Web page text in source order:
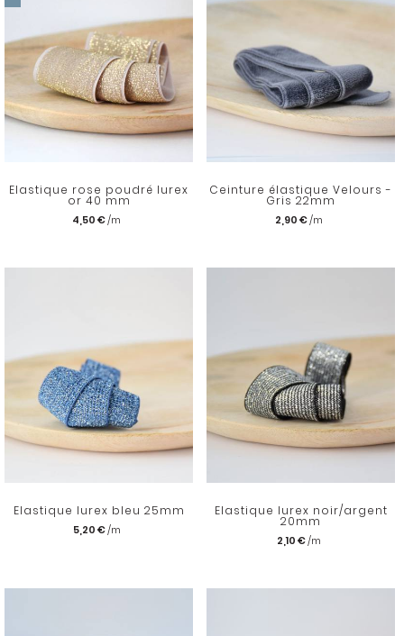
Elastique rose poudré lurex
or 40 mm
4,50 €
Ceinture élastique Velours -
Gris 22mm
2,90 €
Elastique lurex bleu 25mm
5,20 €
Elastique lurex noir/argent
20mm
2,10 €